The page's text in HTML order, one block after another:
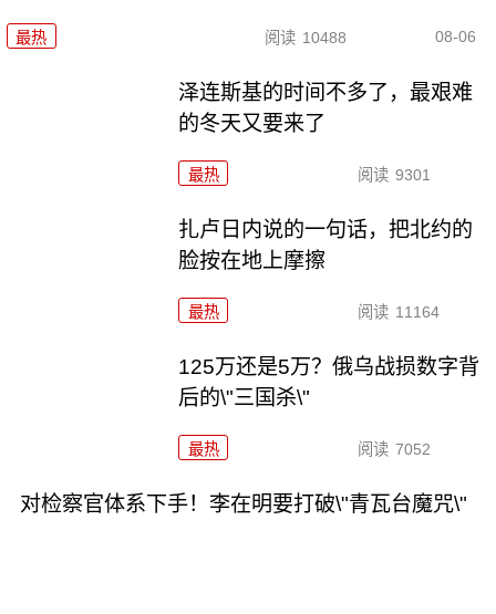
最热 阅读 10488 08-06
泽连斯基的时间不多了，最艰难
的冬天又要来了
最热 阅读 9301
扎卢日内说的一句话，把北约的
脸按在地上摩擦
最热 阅读 11164
125万还是5万？俄乌战损数字背
后的\"三国杀\"
最热 阅读 7052
对检察官体系下手！李在明要打破\"青瓦台魔咒\"